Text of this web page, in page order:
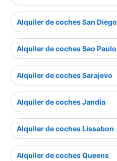
Alquiler de coches San Diego
Alquiler de coches Sao Paulo
Alquiler de coches Sarajevo
Alquiler de coches Jandía
Alquiler de coches Lissabon
Alquiler de coches Queens